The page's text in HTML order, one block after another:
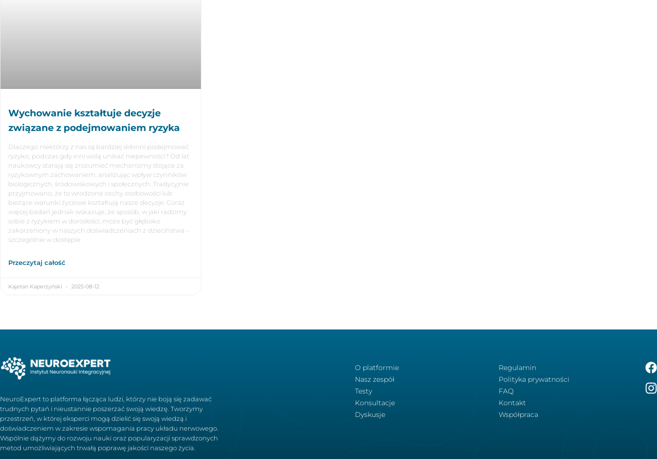
Wychowanie kształtuje decyzje
związane z podejmowaniem ryzyka
Dlaczego niektórzy z nas są bardziej skłonni podejmować
ryzyko, podczas gdy inni wolą unikać niepewności? Od lat
naukowcy starają się zrozumieć mechanizmy stojące za
ryzykownym zachowaniem, analizując wpływ czynników
biologicznych, środowiskowych i społecznych. Tradycyjnie
przyjmowano, że to wrodzone cechy osobowości lub
bieżące warunki życiowe kształtują nasze decyzje. Coraz
więcej badań jednak wskazuje, że sposób, w jaki radzimy
sobie z ryzykiem w dorosłości, może być głęboko
zakorzeniony w naszych doświadczeniach z dzieciństwa –
szczególnie w dostępie
Przeczytaj całość
Kajetan Kaperzyński 2025-08-12
NeuroExpert to platforma łącząca ludzi, którzy nie boją się zadawać
trudnych pytań i nieustannie poszerzać swoją wiedzę. Tworzymy
przestrzeń, w której eksperci mogą dzielić się swoją wiedzą i
doświadczeniem w zakresie wspomagania pracy układu nerwowego.
Wspólnie dążymy do rozwoju nauki oraz popularyzacji sprawdzonych
metod umożliwiających trwałą poprawę jakości naszego życia.
O platformie
Nasz zespół
Testy
Konsultacje
Dyskusje
Regulamin
Polityka prywatności
FAQ
Kontakt
Współpraca